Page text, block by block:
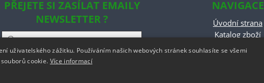
PŘEJETE SI ZASÍLAT EMAILY
NEWSLETTER ?
NAVIGACE
Úvodní strana
Katalog zboží
Nákupní košík
uživatelského zážitku. Používáním našich webových stránek souhlasíte se všemi
cookie. Více informací